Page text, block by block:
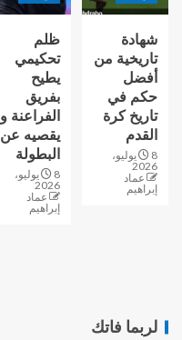
شهادة
تاريخية من
أفضل
حكم في
تاريخ كرة
القدم
8 يوليو،
2026
عماد
إبراهيم
ظلم
تحكيمي
يطيح
بفريق
الفراعنة و
يقصيه عن
البطولة
8 يوليو،
2026
عماد
إبراهيم
لربما فاتك